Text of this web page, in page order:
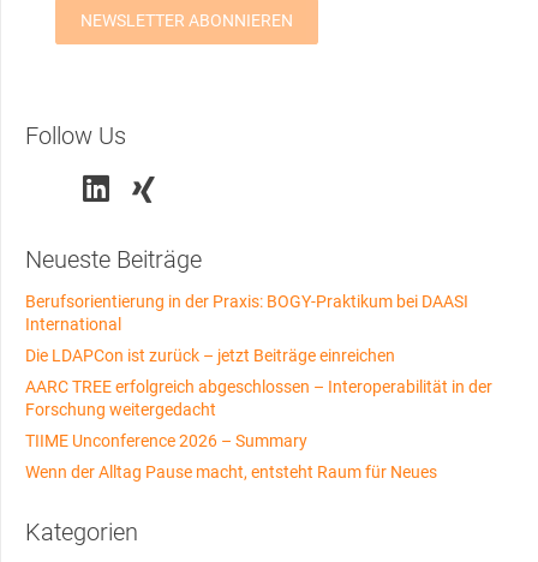
Follow Us
Neueste Beiträge
Berufsorientierung in der Praxis: BOGY-Praktikum bei DAASI
International
Die LDAPCon ist zurück – jetzt Beiträge einreichen
AARC TREE erfolgreich abgeschlossen – Interoperabilität in der
Forschung weitergedacht
TIIME Unconference 2026 – Summary
Wenn der Alltag Pause macht, entsteht Raum für Neues
Kategorien